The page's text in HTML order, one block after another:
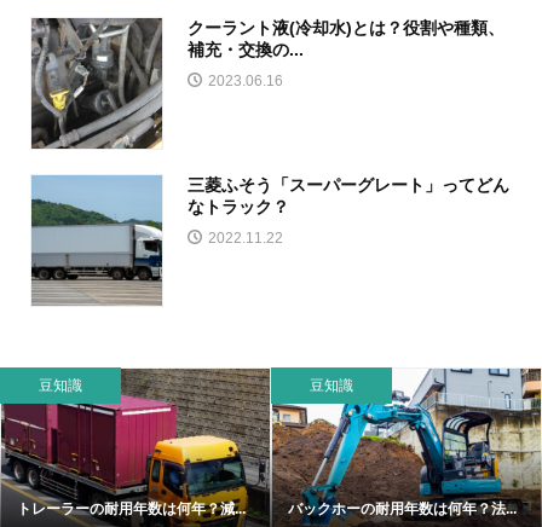
クーラント液(冷却水)とは？役割や種類、
補充・交換の...
2023.06.16
三菱ふそう「スーパーグレート」ってどん
なトラック？
2022.11.22
豆知識
トレーラーの耐用年数は何年？減...
豆知識
バックホーの耐用年数は何年？法...